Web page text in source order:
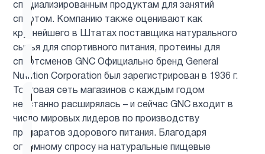
специализированным продуктам для занятий
спортом. Компанию также оценивают как
крупнейшего в Штатах поставщика натурального
сырья для спортивного питания, протеины для
спортсменов GNC Официально бренд General
Nutrition Corporation был зарегистрирован в 1936 г.
Торговая сеть магазинов с каждым годом
неустанно расширялась – и сейчас GNC входит в
число мировых лидеров по производству
препаратов здорового питания. Благодаря
огромному спросу на натуральные пищевые
Q10
(CoQ10)
1
Мужчинам 1
Новые
поступления